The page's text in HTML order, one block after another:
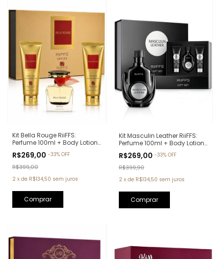
Kit Bella Rouge RiiFFS:
Perfume 100ml + Body Lotion
(Ref. Olfativa: Coco
Mademoiselle Chanel)
R$269,00 -33% OFF
R$399,00
2 x de R$134,50 sem juros
Kit Masculin Leather RiiFFS:
Perfume 100ml + Body Lotion
(Ref. Olfativa: Creed Aventus)
R$269,00 -33% OFF
R$399,90
2 x de R$134,50 sem juros